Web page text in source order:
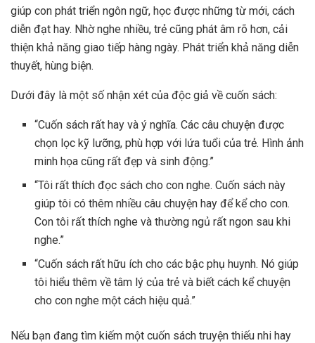
giúp con phát triển ngôn ngữ, học được những từ mới, cách
diễn đạt hay. Nhờ nghe nhiều, trẻ cũng phát âm rõ hơn, cải
thiện khả năng giao tiếp hàng ngày. Phát triển khả năng diễn
thuyết, hùng biện.
Dưới đây là một số nhận xét của độc giả về cuốn sách:
“Cuốn sách rất hay và ý nghĩa. Các câu chuyện được
chọn lọc kỹ lưỡng, phù hợp với lứa tuổi của trẻ. Hình ảnh
minh họa cũng rất đẹp và sinh động.”
“Tôi rất thích đọc sách cho con nghe. Cuốn sách này
giúp tôi có thêm nhiều câu chuyện hay để kể cho con.
Con tôi rất thích nghe và thường ngủ rất ngon sau khi
nghe.”
“Cuốn sách rất hữu ích cho các bậc phụ huynh. Nó giúp
tôi hiểu thêm về tâm lý của trẻ và biết cách kể chuyện
cho con nghe một cách hiệu quả.”
Nếu bạn đang tìm kiếm một cuốn sách truyện thiếu nhi hay